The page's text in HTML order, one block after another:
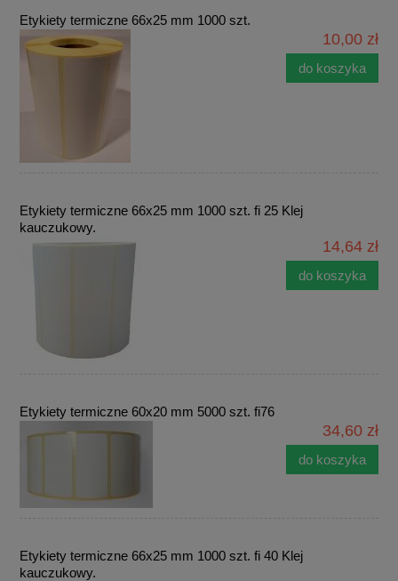
Etykiety termiczne 66x25 mm 1000 szt.
10,00 zł
do koszyka
Etykiety termiczne 66x25 mm 1000 szt. fi 25 Klej
kauczukowy.
14,64 zł
do koszyka
Etykiety termiczne 60x20 mm 5000 szt. fi76
34,60 zł
do koszyka
Etykiety termiczne 66x25 mm 1000 szt. fi 40 Klej
kauczukowy.